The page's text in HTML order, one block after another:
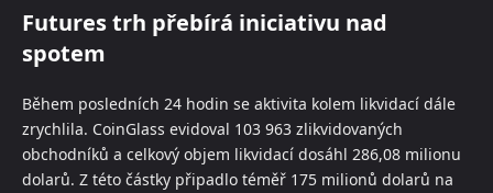
Futures trh přebírá iniciativu nad
spotem
Během posledních 24 hodin se aktivita kolem likvidací dále
zrychlila. CoinGlass evidoval 103 963 zlikvidovaných
obchodníků a celkový objem likvidací dosáhl 286,08 milionu
dolarů. Z této částky připadlo téměř 175 milionů dolarů na